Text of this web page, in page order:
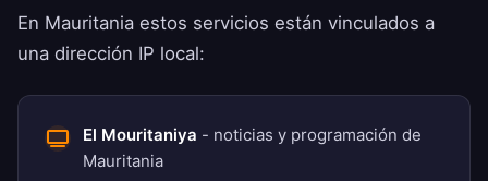
En Mauritania estos servicios están vinculados a
una dirección IP local:
El Mouritaniya - noticias y programación de
Mauritania